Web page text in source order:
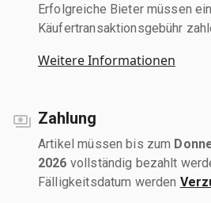
Erfolgreiche Bieter müssen
Käufertransaktionsgebühr
Weitere Informationen
Zahlung
Artikel müssen bis zum
2026 vollständig bezahlt
Fälligkeitsdatum werden